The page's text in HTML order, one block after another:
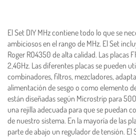
El Set DIY MHz contiene todo lo que se
ambiciosos en el rango de MHz. El Set
Roger RO4350 de alta calidad. Las placas
2,4GHz. Las diferentes placas se pueden
combinadores, filtros, mezcladores,
alimentación de sesgo o como elemento
están diseñadas según Microstrip para
una rejilla adecuada para que se puedan
de nuestro sistema. En la mayoría de las
parte de abajo un regulador de tensión.